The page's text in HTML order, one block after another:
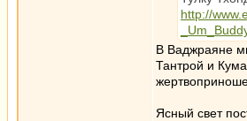
http://
В Ваджраяне
Тантрой и
Ясный свет